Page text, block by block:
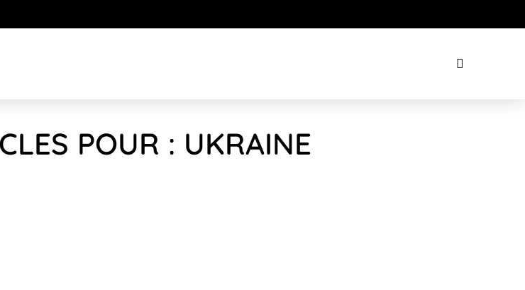
POUR : UKRAINE